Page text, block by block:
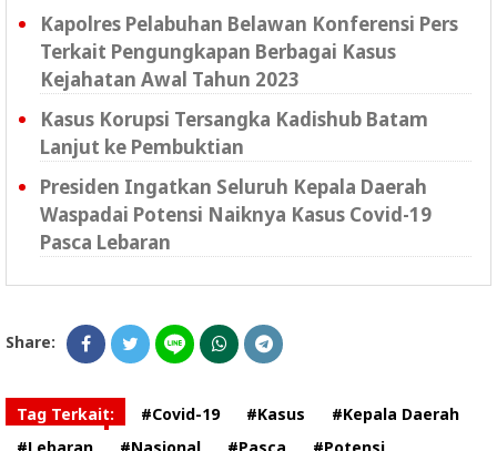
Kapolres Pelabuhan Belawan Konferensi Pers
Terkait Pengungkapan Berbagai Kasus
Kejahatan Awal Tahun 2023
Kasus Korupsi Tersangka Kadishub Batam
Lanjut ke Pembuktian
Presiden Ingatkan Seluruh Kepala Daerah
Waspadai Potensi Naiknya Kasus Covid-19
Pasca Lebaran
Share:
Tag Terkait: #Covid-19 #Kasus
#Kepala Daerah